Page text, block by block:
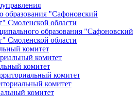
образования "Сафоновский
Смоленской области
образования "Сафоновский
Смоленской области
комитет
комитет
комитет
комитет
комитет
комитет